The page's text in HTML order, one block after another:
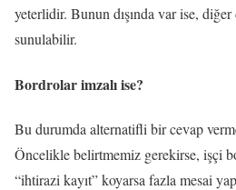
yeterlidir. Bunun dışında var ise,
sunulabilir.
Bordrolar imzalı ise?
Bu durumda alternatifli bir cevap
Öncelikle belirtmemiz gerekirse, işçi
“ihtirazi kayıt” koyarsa fazla mesai